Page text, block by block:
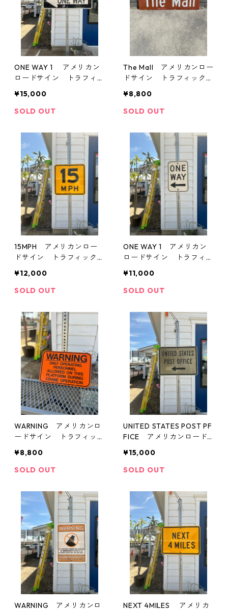
ONE WAY 1 アメリカン
ロードサイン トラフィッ
¥15,000
SOLD OUT
The Mall アメリカンロー
ドサイン トラフィックサ
¥8,800
SOLD OUT
15MPH アメリカンロー
ドサイン トラフィックサ
¥12,000
SOLD OUT
ONE WAY 1 アメリカン
ロードサイン トラフィッ
¥11,000
SOLD OUT
WARNING アメリカンロ
ードサイン トラフィック
¥8,800
SOLD OUT
UNITED STATES POST PF
FICE アメリカンロード
ン 道路標識
¥15,000
SOLD OUT
WARNING アメリカンロ
NEXT 4MILES アメリカ